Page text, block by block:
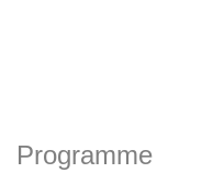
Programme